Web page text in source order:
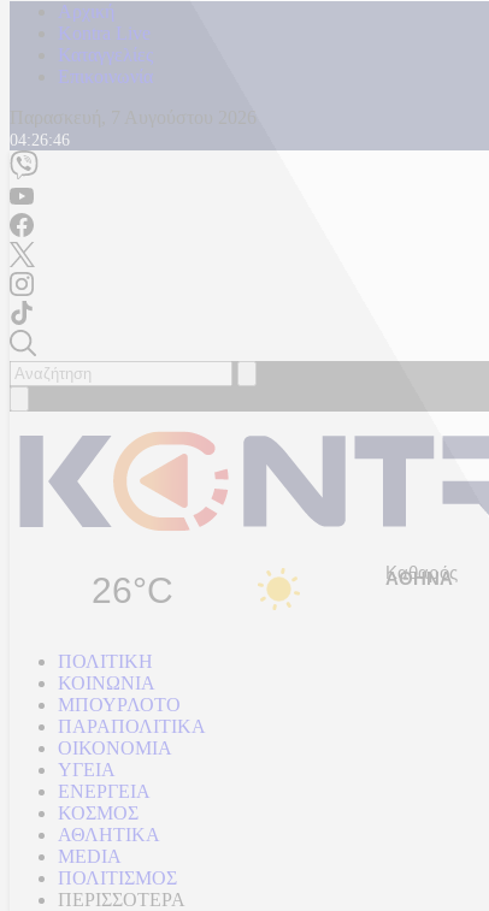
Αρχική
Kontra Live
Καταγγελίες
Επικοινωνία
Παρασκευή, 7 Αυγούστου 2026
04:26:49
26°C Καθαρός
ΠΟΛΙΤΙΚΗ
ΚΟΙΝΩΝΙΑ
ΜΠΟΥΡΛΟΤΟ
ΠΑΡΑΠΟΛΙΤΙΚΑ
ΟΙΚΟΝΟΜΙΑ
ΥΓΕΙΑ
ΕΝΕΡΓΕΙΑ
ΚΟΣΜΟΣ
ΑΘΛΗΤΙΚΑ
MEDIA
ΠΟΛΙΤΙΣΜΟΣ
ΠΕΡΙΣΣΟΤΕΡΑ